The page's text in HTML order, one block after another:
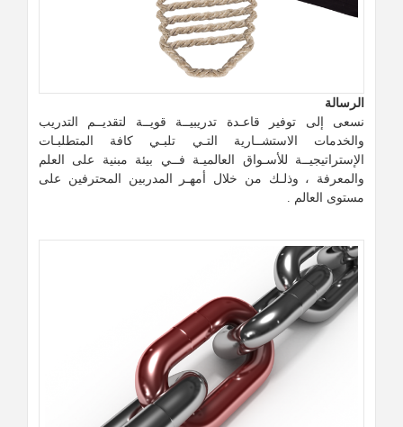
الرسالة
نسعى إلى توفير قاعـدة تدريبيــة قويــة لتقديــم التدريب
والخدمات الاستشــارية التـي تلبـي كافة المتطلبـات
الإستراتيجيــة للأسـواق العالميـة فــي بيئة مبنية على العلم
والمعرفة ، وذلـك من خلال أمهـر المدربين المحترفين على
مستوى العالم .